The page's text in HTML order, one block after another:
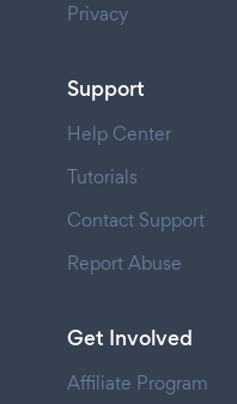
Privacy
Support
Help Center
Tutorials
Contact Support
Report Abuse
Get Involved
Affiliate Program